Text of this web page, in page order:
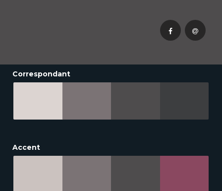
Correspondant
Accent